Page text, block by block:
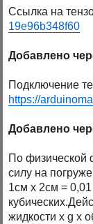
Ссылка на
19e96b348f60
Добавлено
Подключение
https://
Добавлено
По
силу на
1см х 2см =
жидкости х g х